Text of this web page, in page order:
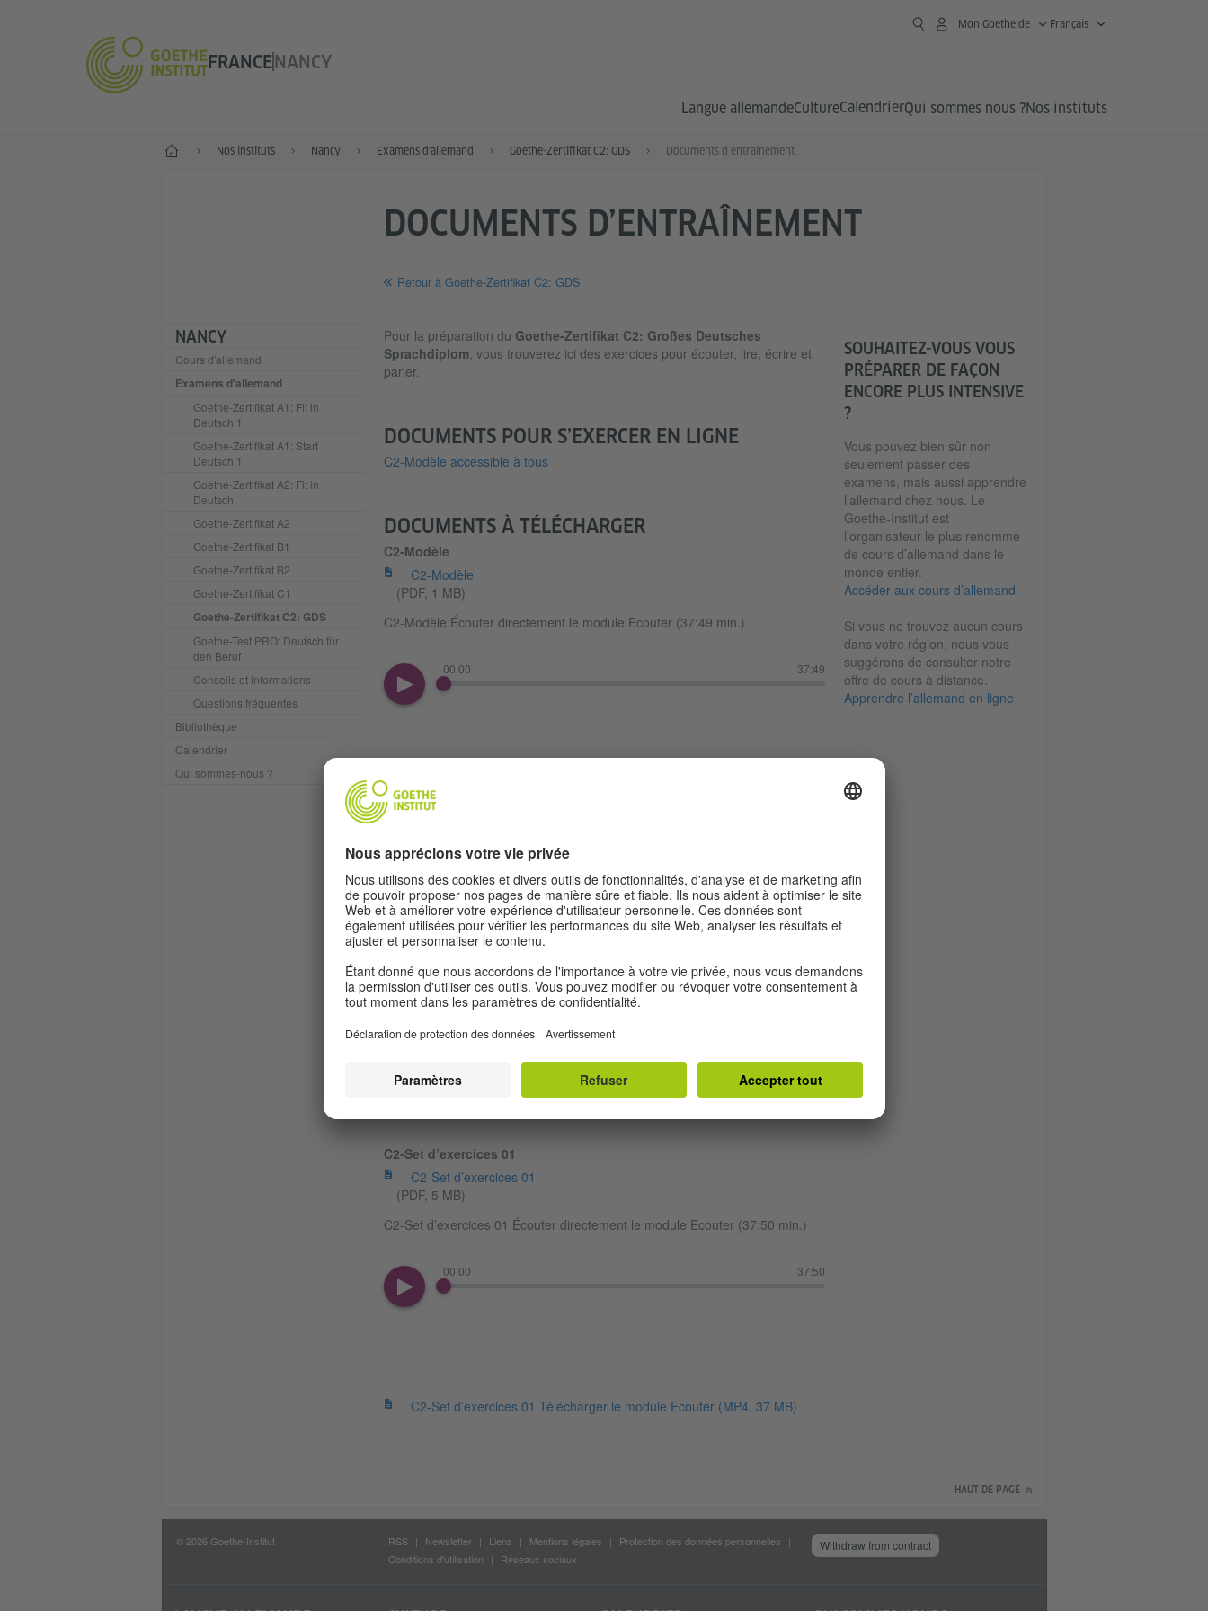
FRANCENANCY
Mon Goethe.de Français
Langue allemandeCultureCalendrierQui sommes nous ?Nos instituts
Accueil Nos instituts Nancy Examens d'allemand Goethe-Zertifikat C2: GDS Documents d’entraînement
NANCY
Cours d'allemand
Examens d'allemand
Goethe-Zertifikat A1: Fit in
Deutsch 1
Goethe-Zertifikat A1: Start
Deutsch 1
Goethe-Zertifikat A2: Fit in
Deutsch
Goethe-Zertifikat A2
Goethe-Zertifikat B1
Goethe-Zertifikat B2
Goethe-Zertifikat C1
Goethe-Zertifikat C2: GDS
Goethe-Test PRO: Deutsch für
den Beruf
Conseils et informations
Questions fréquentes
Bibliothèque
Calendrier
Qui sommes-nous ?
DOCUMENTS D’ENTRAÎNEMENT
Retour à Goethe-Zertifikat C2: GDS
Pour la préparation du Goethe-Zertifikat C2: Großes Deutsches
Sprachdiplom, vous trouverez ici des exercices pour écouter, lire, écrire et
parler.
DOCUMENTS POUR S’EXERCER EN LIGNE
C2-Modèle accessible à tous
DOCUMENTS À TÉLÉCHARGER
C2-Modèle
C2-Modèle
(PDF, 1 MB)
C2-Modèle Écouter directement le module Ecouter (37:49 min.)
00:00 37:49
C2-Modèle Télécharger le module Ecouter
C2-Modèle Regarder directement le module Parler (17:24 min.)
C2-Set d’exercices 01
C2-Set d’exercices 01
(PDF, 5 MB)
C2-Set d’exercices 01 Écouter directement le module Ecouter (37:50 min.)
00:00 37:50
C2-Set d’exercices 01 Télécharger le module Ecouter (MP4, 37 MB)
SOUHAITEZ-VOUS VOUS
PRÉPARER DE FAÇON
ENCORE PLUS INTENSIVE
?
Vous pouvez bien sûr non
seulement passer des
examens, mais aussi apprendre
l’allemand chez nous. Le
Goethe-Institut est
l’organisateur le plus renommé
de cours d’allemand dans le
monde entier.
Accéder aux cours d’allemand
Si vous ne trouvez aucun cours
dans votre région, nous vous
suggérons de consulter notre
offre de cours à distance.
Apprendre l’allemand en ligne
HAUT DE PAGE
© 2026 Goethe-Institut RSS Newsletter Liens Mentions légales
Protection des données personnelles
Conditions d'utilisation
Réseaux sociaux
Withdraw from contract